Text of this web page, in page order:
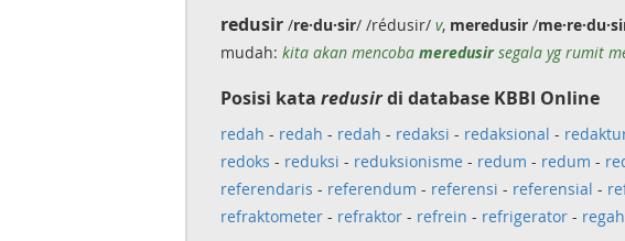
redusir/re·du·sir/ /rédusir/ v, meredusir/
mudah: kita akan mencoba meredusirsegala yg rumit
Posisi kata redusirdi database KBBI Online
redah - redah - redah - redaksi - redaksional -
redoks - reduksi - reduksionisme - redum - redum -
referendaris - referendum - referensi - referensial -
refraktometer- refraktor- refrein - refrigerator- regah